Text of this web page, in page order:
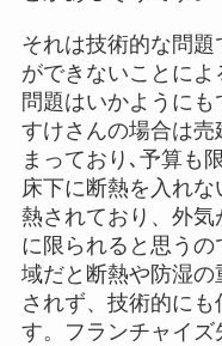
それは技術的な問
ができないことに
問題はいかように
すけさんの場合は売
まっており､予算も
床下に断熱を入れ
熱されており、外
に限られると思う
域だと断熱や防湿
されず、技術的に
す。フランチャイ